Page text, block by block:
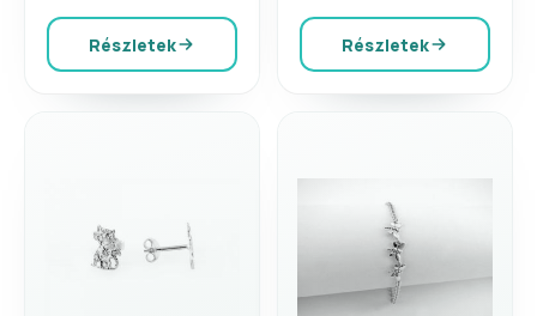
Részletek Részletek